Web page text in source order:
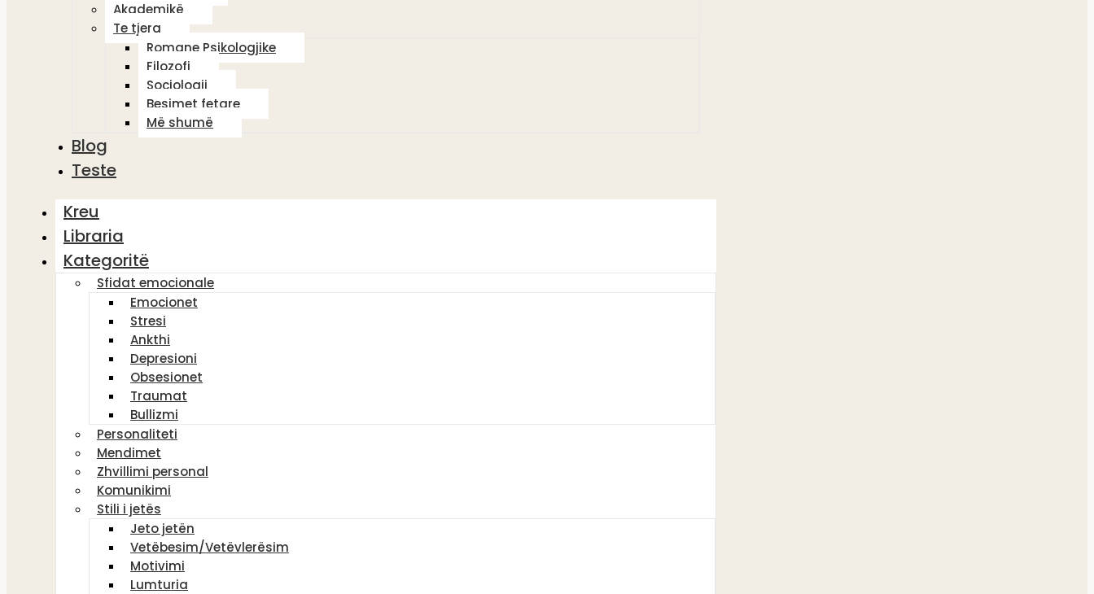
Akademikë
Te tjera
Romane Psikologjike
Filozofi
Sociologji
Besimet fetare
Më shumë
Blog
Teste
Kreu
Libraria
Kategoritë
Sfidat emocionale
Emocionet
Stresi
Ankthi
Depresioni
Obsesionet
Traumat
Bullizmi
Personaliteti
Mendimet
Zhvillimi personal
Komunikimi
Stili i jetës
Jeto jetën
Vetëbesim/Vetëvlerësim
Motivimi
Lumturia